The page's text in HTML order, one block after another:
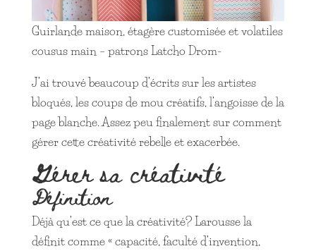
Guirlande maison, étagère customisée et volatiles
cousus main – patrons Latcho Drom-
J’ai trouvé beaucoup d’écrits sur les artistes
bloqués, les coups de mou créatifs, l’angoisse de la
page blanche. Assez peu finalement sur comment
gérer cette créativité rebelle et exacerbée.
Gérer sa créativité
Définition
Déjà qu’est ce que la créativité? Larousse la
définit comme « capacité, faculté d’invention,